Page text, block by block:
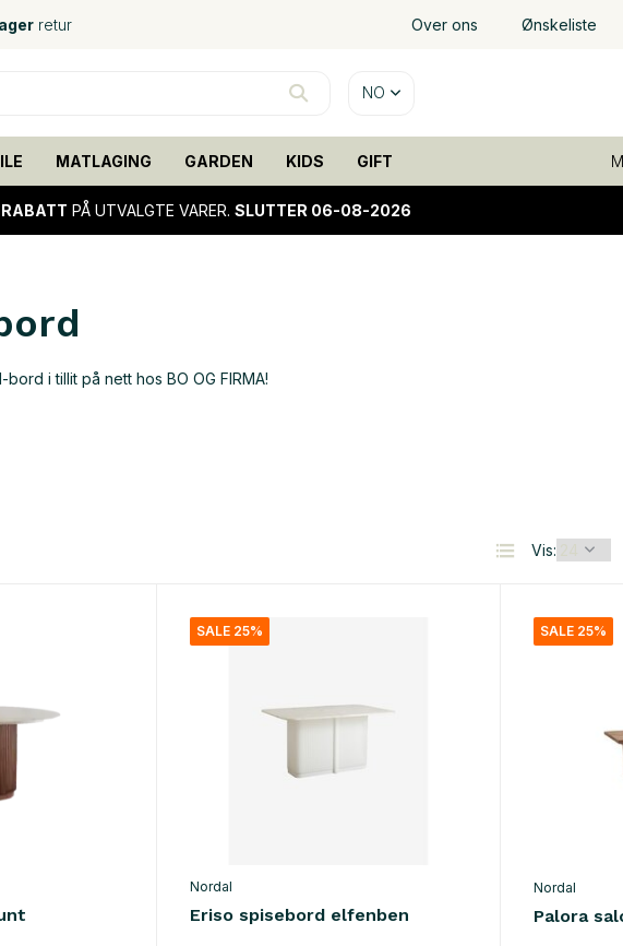
retur Over ons Ønskeliste
NO
MATLAGING GARDEN KIDS GIFT
PÅ UTVALGTE VARER. SLUTTER 06-08-2026
i tillit på nett hos BO OG FIRMA!
Vis:
SALE 25%
Nordal
Eriso spisebord elfenben
SALE 25%
Nordal
Palora